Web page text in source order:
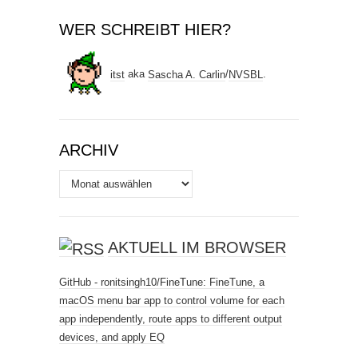
WER SCHREIBT HIER?
itst aka Sascha A. Carlin/NVSBL .
ARCHIV
Archiv
AKTUELL IM BROWSER
GitHub - ronitsingh10/FineTune: FineTune, a
macOS menu bar app to control volume for each
app independently, route apps to different output
devices, and apply EQ